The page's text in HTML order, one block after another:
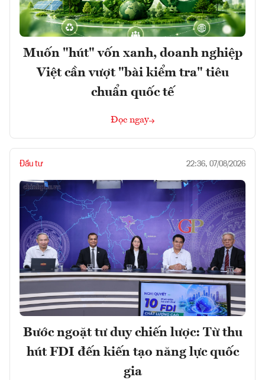
Muốn "hút" vốn xanh, doanh nghiệp
Việt cần vượt "bài kiểm tra" tiêu
chuẩn quốc tế
Đọc ngay
Đầu tư 22:36, 07/08/2026
Bước ngoặt tư duy chiến lược: Từ thu
hút FDI đến kiến tạo năng lực quốc
gia